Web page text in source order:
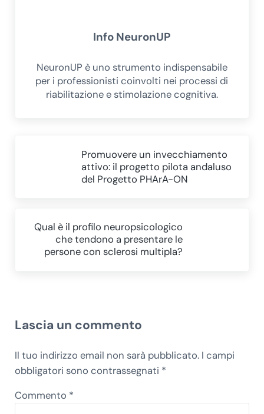
Info NeuronUP
NeuronUP è uno strumento indispensabile
per i professionisti coinvolti nei processi di
riabilitazione e stimolazione cognitiva.
Promuovere un invecchiamento
attivo: il progetto pilota andaluso
del Progetto PHArA-ON
Qual è il profilo neuropsicologico
che tendono a presentare le
persone con sclerosi multipla?
Lascia un commento
Il tuo indirizzo email non sarà pubblicato. I campi
obbligatori sono contrassegnati *
Commento *